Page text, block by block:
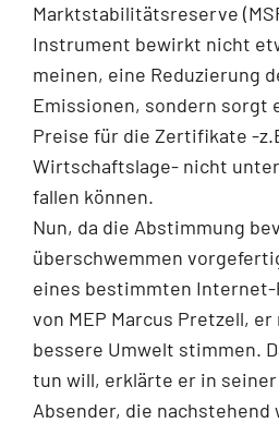
Marktstabilitätsreserve
Instrument bewirkt nicht
meinen, eine Reduzierung
Emissionen, sondern sorgt
Preise für die Zertifikate -
Wirtschaftslage- nicht
fallen können.
Nun, da die Abstimmung
überschwemmen
eines bestimmten Internet-
von MEP Marcus Pretzell,
bessere Umwelt stimmen.
tun will, erklärte er in
Absender, die